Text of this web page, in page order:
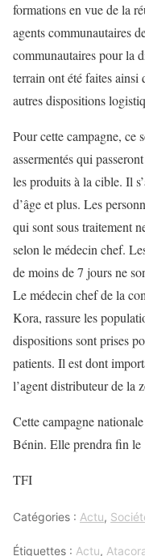
formations en vue de la
agents communautaires
communautaires pour la
terrain ont été faites ainsi
autres dispositions
Pour cette campagne, ce
assermentés qui
les produits à la cible. Il
d’âge et plus. Les
qui sont sous traitement
selon le médecin chef.
de moins de 7 jours ne
Le médecin chef de la
Kora, rassure les
dispositions sont prises
patients. Il est dont
l’agent distributeur de la
Cette campagne
Bénin. Elle prendra fin
TFI
Catégories : Actu,
Étiquettes : Actu,